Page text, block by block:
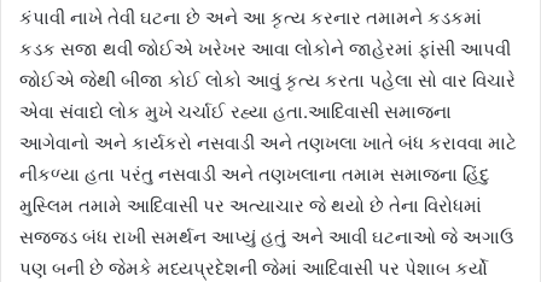
કંપાવી નાખે તેવી ઘટના છે અને આ કૃત્ય કરનાર તમામને કડકમાં
કડક સજા થવી જોઈએ ખરેખર આવા લોકોને જાહેરમાં ફાંસી આપવી
જોઈએ જેથી બીજા કોઈ લોકો આવું કૃત્ય કરતા પહેલા સો વાર વિચારે
એવા સંવાદો લોક મુખે ચર્ચાઈ રહ્યા હતા.આદિવાસી સમાજના
આગેવાનો અને કાર્યકરો નસવાડી અને તણખલા ખાતે બંધ કરાવવા માટે
નીકળ્યા હતા પરંતુ નસવાડી અને તણખલાના તમામ સમાજના હિંદુ
મુસ્લિમ તમામે આદિવાસી પર અત્યાચાર જે થયો છે તેના વિરોધમાં
સજ્જડ બંધ રાખી સમર્થન આપ્યું હતું અને આવી ઘટનાઓ જે અગાઉ
પણ બની છે જેમકે મધ્યપ્રદેશની જેમાં આદિવાસી પર પેશાબ કર્યો